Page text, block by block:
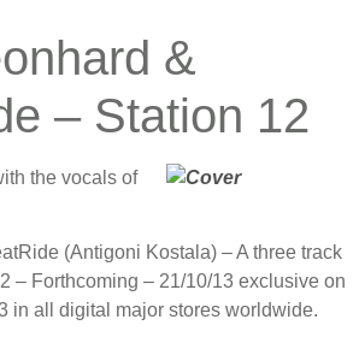
&
– Station 12
the vocals of
(Antigoni Kostala) – A three track
– Forthcoming – 21/10/13 exclusive on
in all digital major stores worldwide.